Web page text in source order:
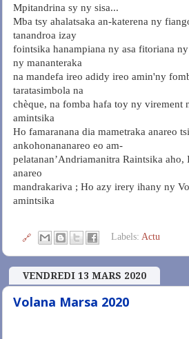
Mpitandrina sy ny sisa...
Mba tsy ahalatsaka an-katerena ny
tanandroa izay
fointsika hanampiana ny asa fitoriana
ny mananteraka
na mandefa ireo adidy ireo amin'ny
taratasimbola na
chèque, na fomba hafa toy ny virement
amintsika
Ho famaranana dia mametraka anareo
ankohonananareo eo am-
pelatanan’Andriamanitra Raintsika
anareo
mandrakariva ; Ho azy irery ihany ny
amintsika
🔗 Labels: Actu
VENDREDI 13 MARS 2020
Volana Marsa 2020